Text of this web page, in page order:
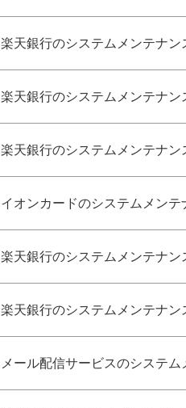
楽天銀行のシステムメンテナ
楽天銀行のシステムメンテナ
楽天銀行のシステムメンテナン
イオンカードのシステムメン
楽天銀行のシステムメンテナン
楽天銀行のシステムメンテナン
メール配信サービスのシステ